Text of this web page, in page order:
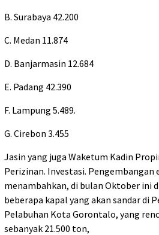
B. Surabaya 42.200
C. Medan 11.874
D. Banjarmasin 12.684
E. Padang 42.390
F. Lampung 5.489.
G. Cirebon 3.455
Jasin yang juga Waketum Kadin
Perizinan. Investasi. Pengembangan
menambahkan, di bulan Oktober ini
beberapa kapal yang akan sandar di
Pelabuhan Kota Gorontalo, yang
sebanyak 21.500 ton,